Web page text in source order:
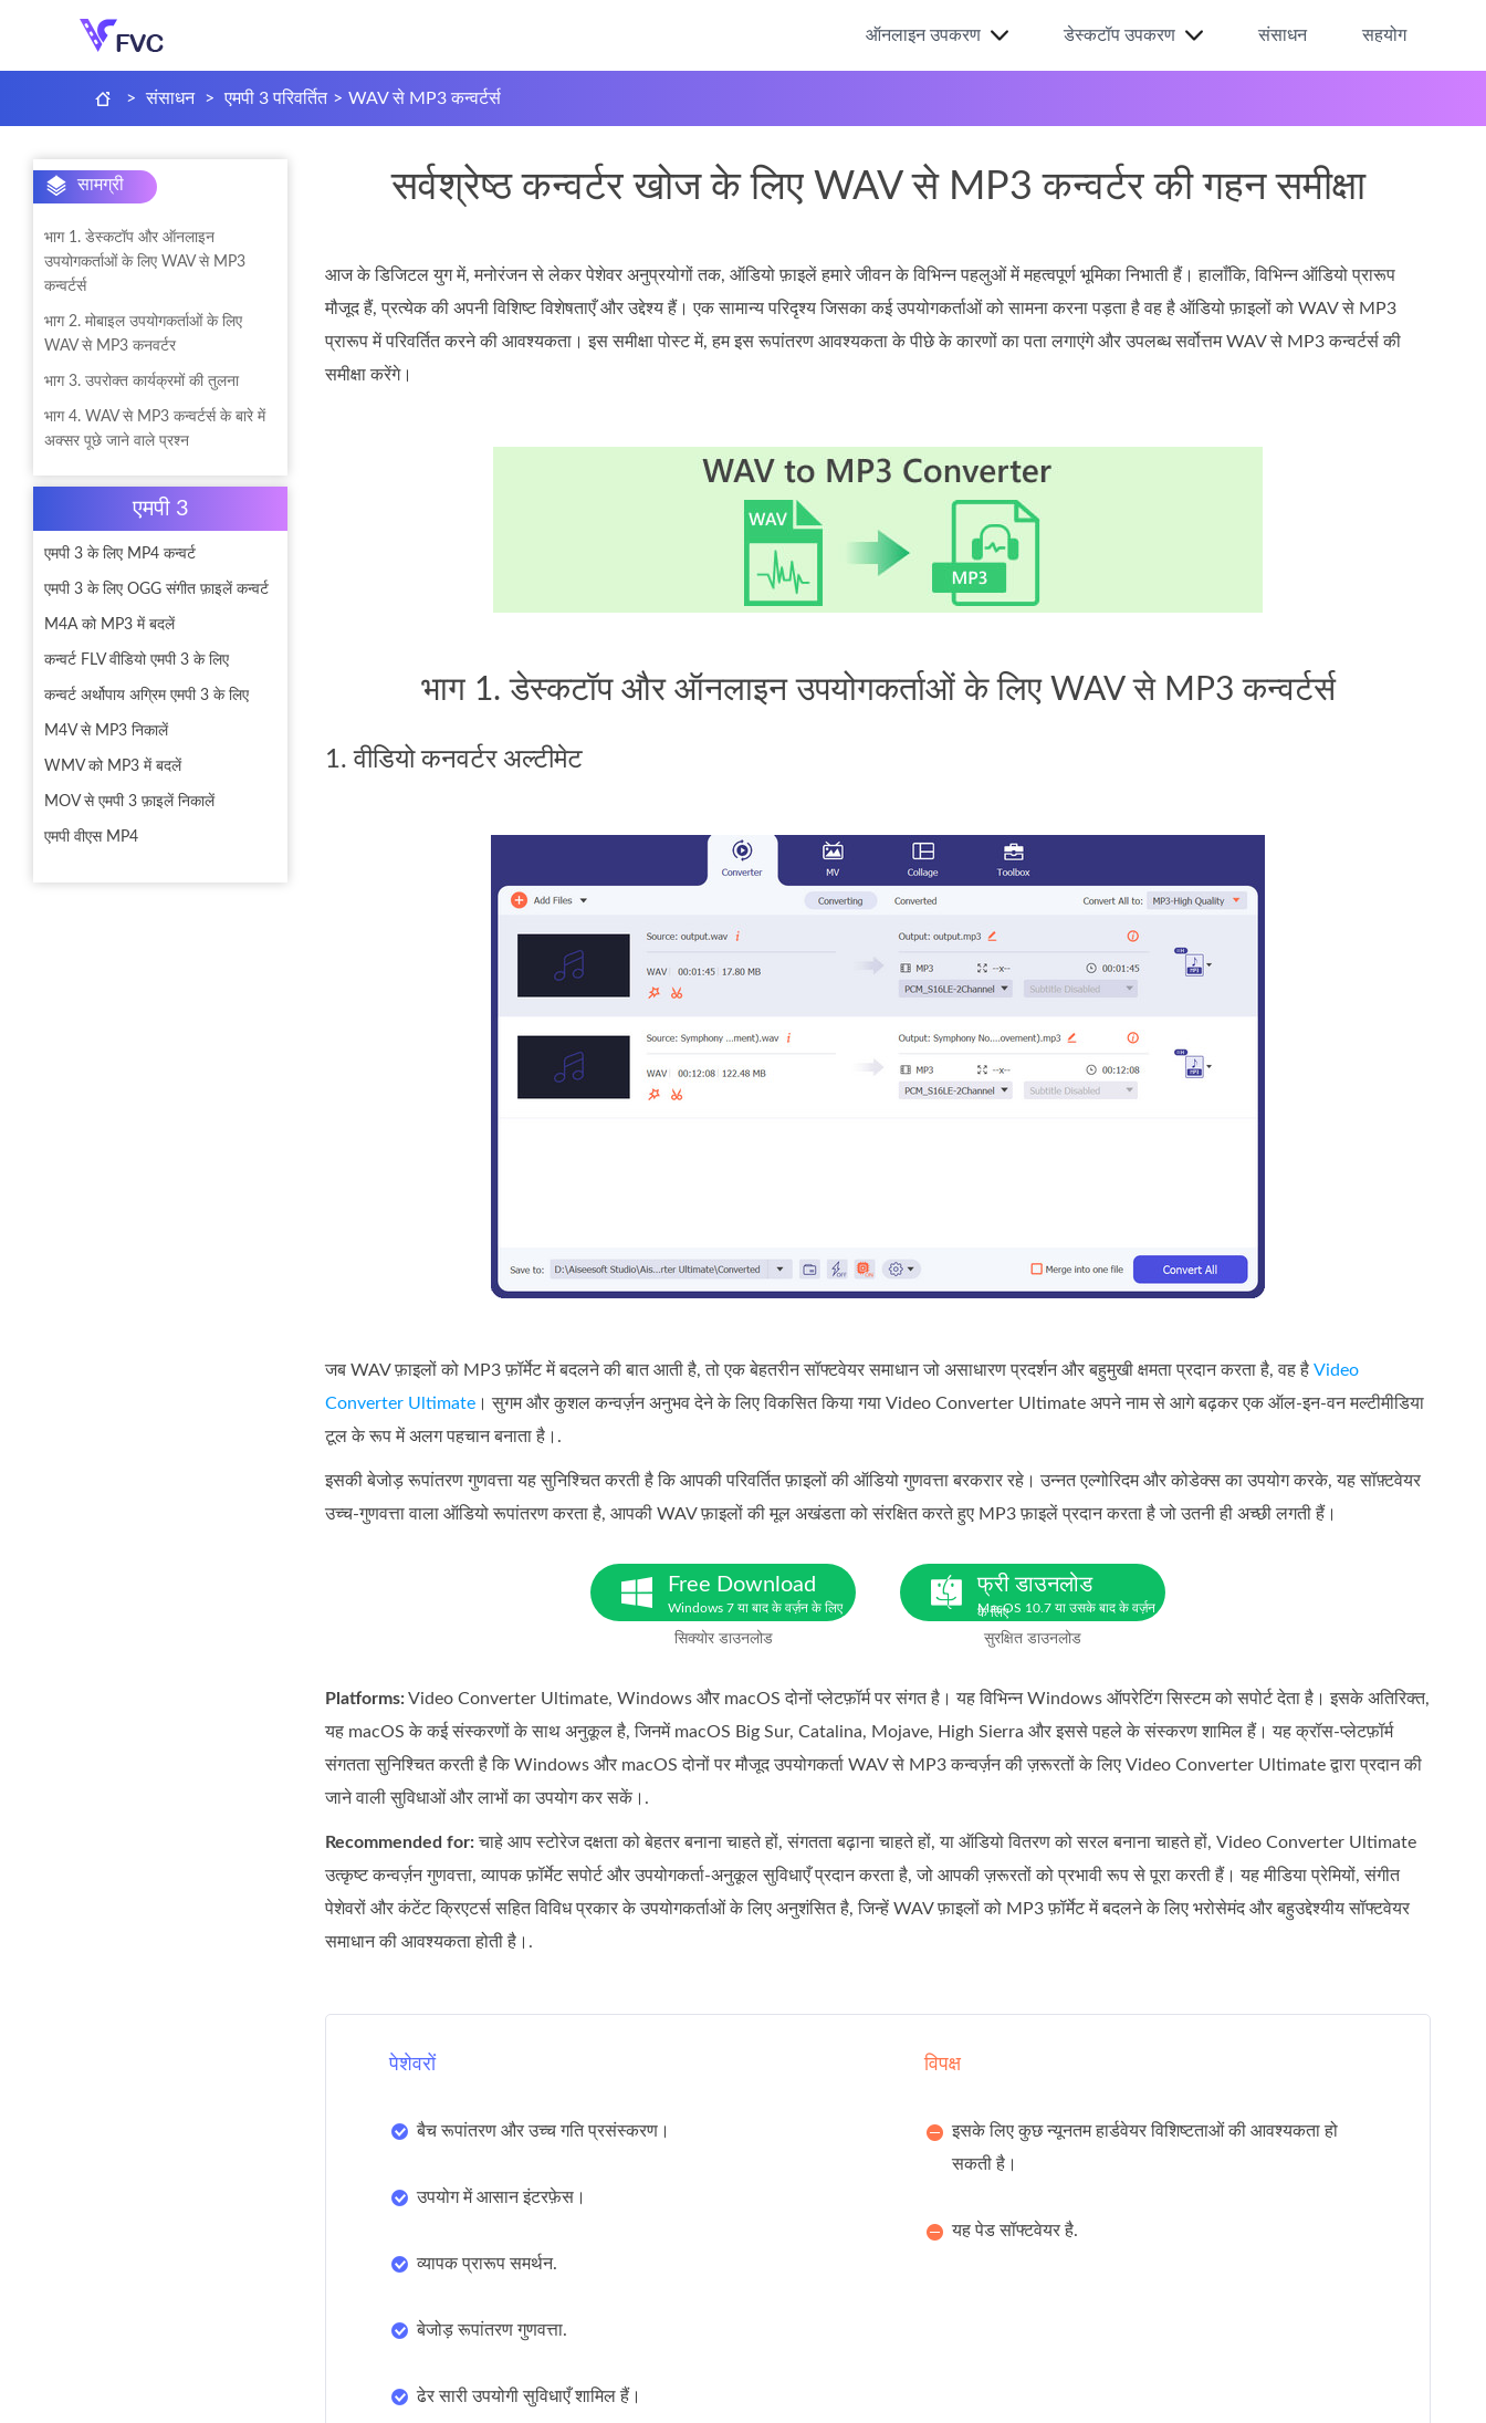
ऑनलाइन उपकरण डेस्कटॉप उपकरण संसाधन सहयोग
> संसाधन > एमपी 3 परिवर्तित > WAV से MP3 कन्वर्टर्स
सामग्री
भाग 1. डेस्कटॉप और ऑनलाइन
उपयोगकर्ताओं के लिए WAV से MP3
कन्वर्टर्स
भाग 2. मोबाइल उपयोगकर्ताओं के लिए
WAV से MP3 कनवर्टर
भाग 3. उपरोक्त कार्यक्रमों की तुलना
भाग 4. WAV से MP3 कन्वर्टर्स के बारे में
अक्सर पूछे जाने वाले प्रश्न
एमपी 3
एमपी 3 के लिए MP4 कन्वर्ट
एमपी 3 के लिए OGG संगीत फ़ाइलें कन्वर्ट
M4A को MP3 में बदलें
कन्वर्ट FLV वीडियो एमपी 3 के लिए
कन्वर्ट अर्थोपाय अग्रिम एमपी 3 के लिए
M4V से MP3 निकालें
WMV को MP3 में बदलें
MOV से एमपी 3 फ़ाइलें निकालें
एमपी वीएस MP4
सर्वश्रेष्ठ कन्वर्टर खोज के लिए WAV से MP3 कन्वर्टर की गहन समीक्षा
आज के डिजिटल युग में, मनोरंजन से लेकर पेशेवर अनुप्रयोगों तक, ऑडियो फ़ाइलें हमारे जीवन के विभिन्न पहलुओं में महत्वपूर्ण भूमिका निभाती हैं। हालाँकि, विभिन्न ऑडियो प्रारूप
मौजूद हैं, प्रत्येक की अपनी विशिष्ट विशेषताएँ और उद्देश्य हैं। एक सामान्य परिदृश्य जिसका कई उपयोगकर्ताओं को सामना करना पड़ता है वह है ऑडियो फ़ाइलों को WAV से MP3
प्रारूप में परिवर्तित करने की आवश्यकता। इस समीक्षा पोस्ट में, हम इस रूपांतरण आवश्यकता के पीछे के कारणों का पता लगाएंगे और उपलब्ध सर्वोत्तम WAV से MP3 कन्वर्टर्स की
समीक्षा करेंगे।
भाग 1. डेस्कटॉप और ऑनलाइन उपयोगकर्ताओं के लिए WAV से MP3 कन्वर्टर्स
1. वीडियो कनवर्टर अल्टीमेट
जब WAV फ़ाइलों को MP3 फ़ॉर्मेट में बदलने की बात आती है, तो एक बेहतरीन सॉफ्टवेयर समाधान जो असाधारण प्रदर्शन और बहुमुखी क्षमता प्रदान करता है, वह है Video
Converter Ultimate । सुगम और कुशल कन्वर्ज़न अनुभव देने के लिए विकसित किया गया Video Converter Ultimate अपने नाम से आगे बढ़कर एक ऑल-इन-वन मल्टीमीडिया
टूल के रूप में अलग पहचान बनाता है।.
इसकी बेजोड़ रूपांतरण गुणवत्ता यह सुनिश्चित करती है कि आपकी परिवर्तित फ़ाइलों की ऑडियो गुणवत्ता बरकरार रहे। उन्नत एल्गोरिदम और कोडेक्स का उपयोग करके, यह सॉफ़्टवेयर
उच्च-गुणवत्ता वाला ऑडियो रूपांतरण करता है, आपकी WAV फ़ाइलों की मूल अखंडता को संरक्षित करते हुए MP3 फ़ाइलें प्रदान करता है जो उतनी ही अच्छी लगती हैं।
Free Download
Windows 7 या बाद के वर्ज़न के लिए
सिक्योर डाउनलोड
फ्री डाउनलोड
MacOS 10.7 या उसके बाद के वर्ज़न
के लिए
सुरक्षित डाउनलोड
Platforms:Video Converter Ultimate, Windows और macOS दोनों प्लेटफ़ॉर्म पर संगत है। यह विभिन्न Windows ऑपरेटिंग सिस्टम को सपोर्ट देता है। इसके अतिरिक्त,
यह macOS के कई संस्करणों के साथ अनुकूल है, जिनमें macOS Big Sur, Catalina, Mojave, High Sierra और इससे पहले के संस्करण शामिल हैं। यह क्रॉस-प्लेटफ़ॉर्म
संगतता सुनिश्चित करती है कि Windows और macOS दोनों पर मौजूद उपयोगकर्ता WAV से MP3 कन्वर्ज़न की ज़रूरतों के लिए Video Converter Ultimate द्वारा प्रदान की
जाने वाली सुविधाओं और लाभों का उपयोग कर सकें।.
Recommended for:चाहे आप स्टोरेज दक्षता को बेहतर बनाना चाहते हों, संगतता बढ़ाना चाहते हों, या ऑडियो वितरण को सरल बनाना चाहते हों, Video Converter Ultimate
उत्कृष्ट कन्वर्ज़न गुणवत्ता, व्यापक फ़ॉर्मेट सपोर्ट और उपयोगकर्ता-अनुकूल सुविधाएँ प्रदान करता है, जो आपकी ज़रूरतों को प्रभावी रूप से पूरा करती हैं। यह मीडिया प्रेमियों, संगीत
पेशेवरों और कंटेंट क्रिएटर्स सहित विविध प्रकार के उपयोगकर्ताओं के लिए अनुशंसित है, जिन्हें WAV फ़ाइलों को MP3 फ़ॉर्मेट में बदलने के लिए भरोसेमंद और बहुउद्देश्यीय सॉफ्टवेयर
समाधान की आवश्यकता होती है।.
पेशेवरों
बैच रूपांतरण और उच्च गति प्रसंस्करण।
उपयोग में आसान इंटरफ़ेस।
व्यापक प्रारूप समर्थन.
बेजोड़ रूपांतरण गुणवत्ता.
ढेर सारी उपयोगी सुविधाएँ शामिल हैं।
विपक्ष
इसके लिए कुछ न्यूनतम हार्डवेयर विशिष्टताओं की आवश्यकता हो
सकती है।
यह पेड सॉफ्टवेयर है.